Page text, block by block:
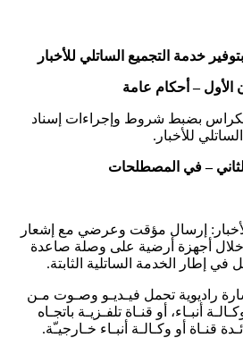
خدمة التجميع الساتلي للأخبار
الأول – أحكام عامة
بضبط شروط وإجراءات إسناد
للأخبار.
الثاني – في المصطلحات
إرسال مؤقت وعرضي مع إشعار
أجهزة أرضية على وصلة صاعدة
إطار الخدمة الساتلية الثابتة.
راديوية تحمل فيـديـو وصـوت مـن
أنبـاء، أو قنـاة تلفـزيـة باتجـاه
قنـاة أو وكـالـة أنبـاء خـارجيـّة.